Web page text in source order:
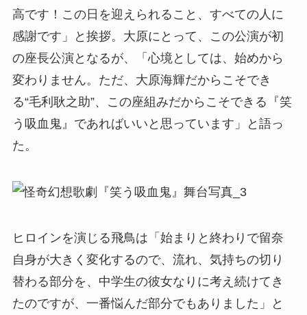
高です！この日を迎えられること、すべての人に
感謝です」と挨拶。大原にとって、この公演が初
の座長公演となるが、「心境としては、始めから
変わりません。ただ、大原海輝だからこそでき
る“毛利耿之助”、この座組みだからこそできる『笑
う吸血鬼』であればいいと思っています」と語っ
た。
ヒロインを演じる飛鳥は「始まりと終わりで留奈
自身が大きく変化するので、流れ、気持ちの切り
替わる部分を、中学生の彼女なりに考え続けてき
たのですが、一番悩んだ部分でもありました」と